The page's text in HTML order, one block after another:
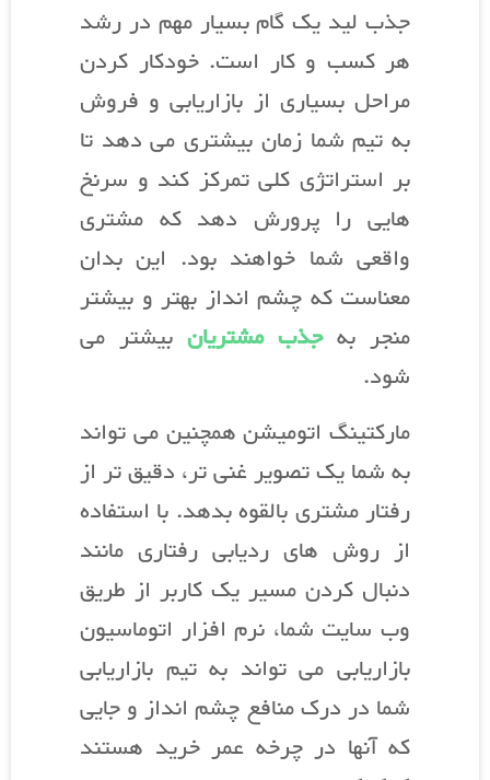
جذب لید یک گام بسیار مهم در رشد
هر کسب و کار است. خودکار کردن
مراحل بسیاری از بازاریابی و فروش
به تیم شما زمان بیشتری می دهد تا
بر استراتژی کلی تمرکز کند و سرنخ
هایی را پرورش دهد که مشتری
واقعی شما خواهند بود. این بدان
معناست که چشم انداز بهتر و بیشتر
منجر بهجذب مشتریان بیشتر می
شود.
مارکتینگ اتومیشن همچنین می تواند
به شما یک تصویر غنی تر، دقیق تر از
رفتار مشتری بالقوه بدهد. با استفاده
از روش های ردیابی رفتاری مانند
دنبال کردن مسیر یک کاربر از طریق
وب سایت شما، نرم افزار اتوماسیون
بازاریابی می تواند به تیم بازاریابی
شما در درک منافع چشم انداز و جایی
که آنها در چرخه عمر خرید هستند